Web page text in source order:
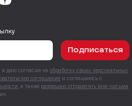
Подписаться
даю согласие на обработку своих персональных
соглашение и соглашаюсь с
, а также разрешаю отправлять мне письма